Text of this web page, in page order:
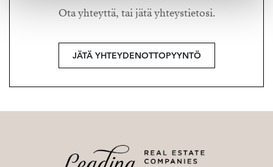
Ota yhteyttä, tai jätä yhteystietosi.
JÄTÄ YHTEYDENOTTOPYYNTÖ